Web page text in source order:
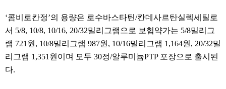
‘콤비로칸정’의 용량은 로수바스타틴/칸데사르탄실렉세틸로
서 5/8, 10/8, 10/16, 20/32밀리그램으로 보험약가는 5/8밀리그
램 721원, 10/8밀리그램 987원, 10/16밀리그램 1,164원, 20/32밀
리그램 1,351원이며 모두 30정/알루미늄PTP 포장으로 출시된
다.